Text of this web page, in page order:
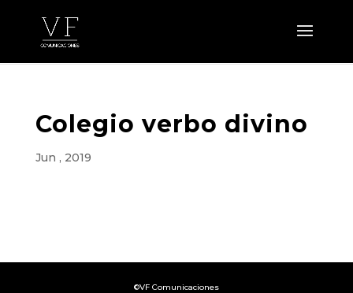
Colegio verbo divino
Jun , 2019
©VF Comunicaciones